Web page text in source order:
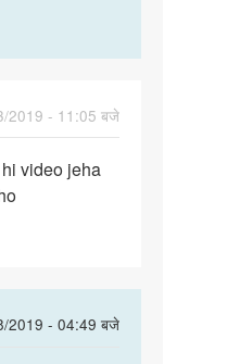
2019 - 11:05 बजे
video jeha
2019 - 04:49 बजे